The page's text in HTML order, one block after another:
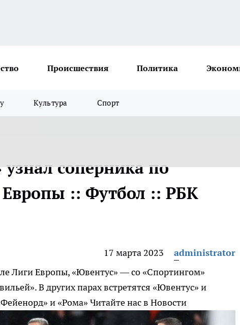
Происшествия Политика
Культура Спорт
соперника по
Европы :: Футбол :: РБК
17 марта 2023
administrator
Лиги Европы, «Ювентус» — со «Спортингом»
В других парах встретятся «Ювентус» и
и «Рома» Читайте нас в Новости